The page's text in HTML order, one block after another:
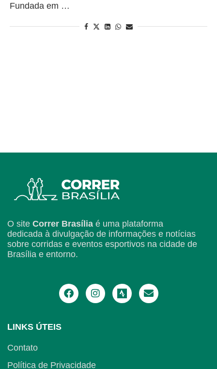
Fundada em …
O site Correr Brasília é uma plataforma
dedicada à divulgação de informações e notícias
sobre corridas e eventos esportivos na cidade de
Brasília e entorno.
LINKS ÚTEIS
Contato
Política de Privacidade